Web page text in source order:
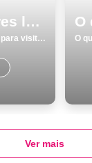
Os 9 melhores locais para visitar em SantarÃ©m
Os 9 melhores locais para visitar em SantarÃ©m
Ver mais